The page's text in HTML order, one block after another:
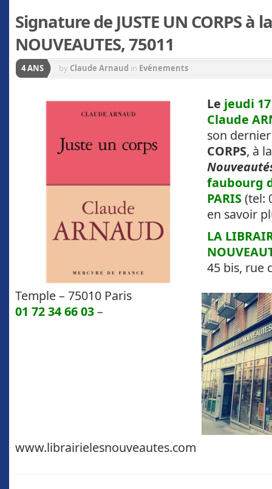
Signature de JUSTE UN CORPS à
NOUVEAUTES, 75011
4 ANS by Claude Arnaud in Evénements
Le jeudi 17
Claude
son
CORPS, à
faubourg
PARIS (tel:
en savoir
LA L
N
45 bis, rue
Temple– 75010 Paris
01 72 34 66 03–
www.librairielesnouveautes.com